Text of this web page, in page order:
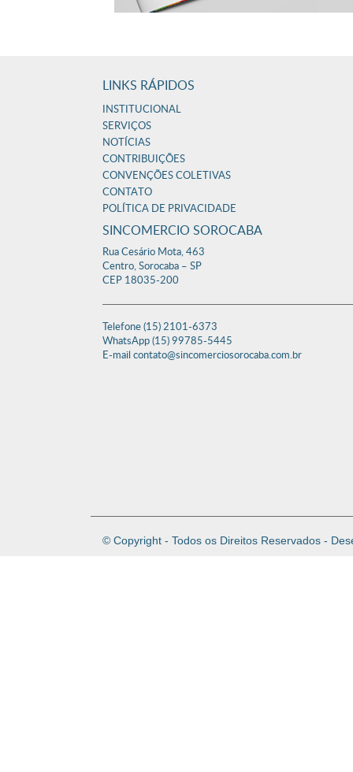
LINKS RÁPIDOS
INSTITUCIONAL
SERVIÇOS
NOTÍCIAS
CONTRIBUIÇÕES
CONVENÇÕES COLETIVAS
CONTATO
POLÍTICA DE PRIVACIDADE
SINCOMERCIO SOROCABA
Rua Cesário Mota, 463
Centro, Sorocaba – SP
CEP 18035-200
Telefone (15) 2101-6373
WhatsApp (15) 99785-5445
E-mail contato@sincomerciosorocaba.com.br
© Copyright - Todos os Direitos Reservados -